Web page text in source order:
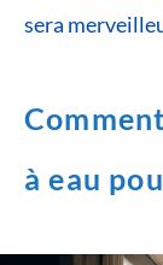
sera
à eau